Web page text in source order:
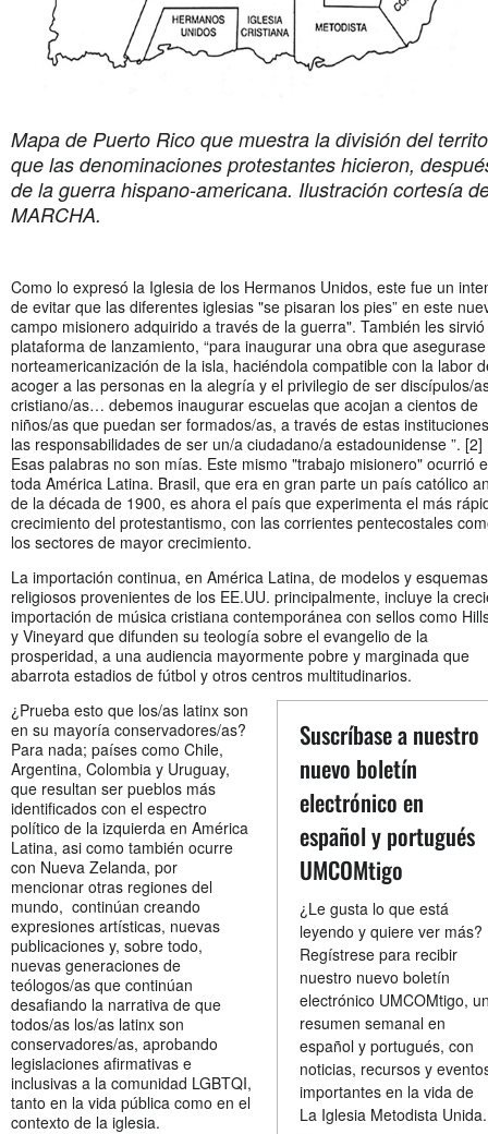
Mapa de Puerto Rico que muestra la división del
que las denominaciones protestantes hicieron,
de la guerra hispano-americana. Ilustración cortesía
MARCHA.
Como lo expresó la Iglesia de los Hermanos Unidos, este fue un
de evitar que las diferentes iglesias "se pisaran los pies” en este
campo misionero adquirido a través de la guerra". También les
plataforma de lanzamiento, “para inaugurar una obra que
norteamericanización de la isla, haciéndola compatible con la labor
acoger a las personas en la alegría y el privilegio de ser discípulos/
cristiano/as… debemos inaugurar escuelas que acojan a cientos de
niños/as que puedan ser formados/as, a través de estas
las responsabilidades de ser un/a ciudadano/a estadounidense ”. [2]
Esas palabras no son mías. Este mismo "trabajo misionero" ocurrió
toda América Latina. Brasil, que era en gran parte un país católico
de la década de 1900, es ahora el país que experimenta el más
crecimiento del protestantismo, con las corrientes pentecostales
los sectores de mayor crecimiento.
La importación continua, en América Latina, de modelos y esquemas
religiosos provenientes de los EE.UU. principalmente, incluye la
importación de música cristiana contemporánea con sellos como
y Vineyard que difunden su teología sobre el evangelio de la
prosperidad, a una audiencia mayormente pobre y marginada que
abarrota estadios de fútbol y otros centros multitudinarios.
Suscríbase a nuestro
nuevo boletín
electrónico en
español y portugués
UMCOMtigo
¿Le gusta lo que está
leyendo y quiere ver más?
Regístrese para recibir
nuestro nuevo boletín
electrónico UMCOMtigo,
resumen semanal en
español y portugués, con
noticias, recursos y
importantes en la vida de
La Iglesia Metodista
¿Prueba esto que los/as latinx son
en su mayoría conservadores/as?
Para nada; países como Chile,
Argentina, Colombia y Uruguay,
que resultan ser pueblos más
identificados con el espectro
político de la izquierda en América
Latina, asi como también ocurre
con Nueva Zelanda, por
mencionar otras regiones del
mundo, continúan creando
expresiones artísticas, nuevas
publicaciones y, sobre todo,
nuevas generaciones de
teólogos/as que continúan
desafiando la narrativa de que
todos/as los/as latinx son
conservadores/as, aprobando
legislaciones afirmativas e
inclusivas a la comunidad LGBTQI,
tanto en la vida pública como en el
contexto de la iglesia.